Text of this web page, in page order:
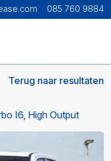
085 760 9884
Terug naar resultaten
I6, High Output